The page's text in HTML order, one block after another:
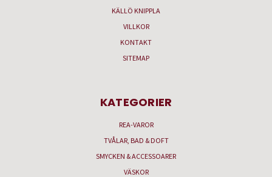
KÄLLÖ KNIPPLA
VILLKOR
KONTAKT
SITEMAP
KATEGORIER
REA-VAROR
TVÅLAR, BAD & DOFT
SMYCKEN & ACCESSOARER
VÄSKOR